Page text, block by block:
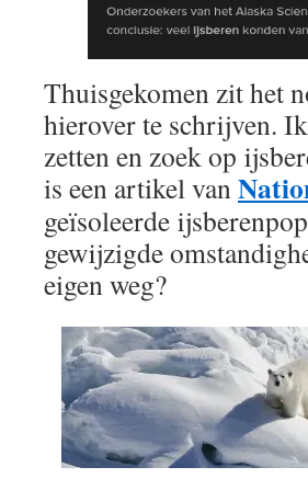
Thuisgekomen zit het
hierover te schrijven.
zetten en zoek op
is een artikel van
geïsoleerde
gewijzigde
eigen weg?